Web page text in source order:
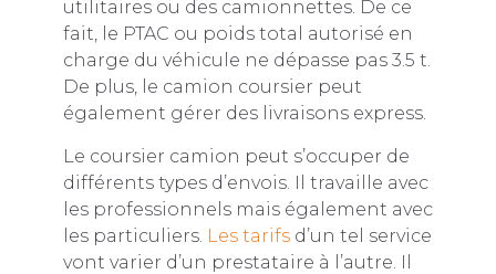
utilitaires ou des camionnettes. De ce
fait, le PTAC ou poids total autorisé en
charge du véhicule ne dépasse pas 3.5 t.
De plus, le camion coursier peut
également gérer des livraisons express.
Le coursier camion peut s’occuper de
différents types d’envois. Il travaille avec
les professionnels mais également avec
les particuliers. Les tarifsd’un tel service
vont varier d’un prestataire à l’autre. Il